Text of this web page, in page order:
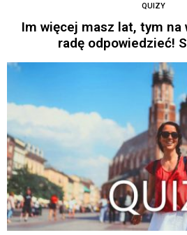
QUIZY
Im więcej masz lat, tym na
radę odpowiedzieć!